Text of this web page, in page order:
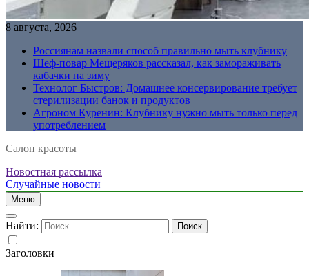
8 августа, 2026
Россиянам назвали способ правильно мыть клубнику
Шеф-повар Мещеряков рассказал, как замораживать
кабачки на зиму
Технолог Быстров: Домашнее консервирование требует
стерилизации банок и продуктов
Агроном Куренин: Клубнику нужно мыть только перед
употреблением
Салон красоты
Новостная рассылка
Случайные новости
Меню
Найти:
Заголовки